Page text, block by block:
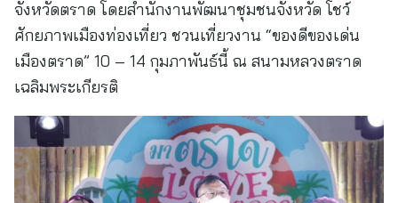
จังหวัดตราด โดยสำนักงานพัฒนาชุมชนจังหวัด โชว์
ศักยภาพเมืองท่องเที่ยว ชวนเที่ยวงาน “ของดีของเด่น
เมืองตราด” 10 – 14 กุมภาพันธ์นี้ ณ สนามหลวงตราด
เฉลิมพระเกียรติ